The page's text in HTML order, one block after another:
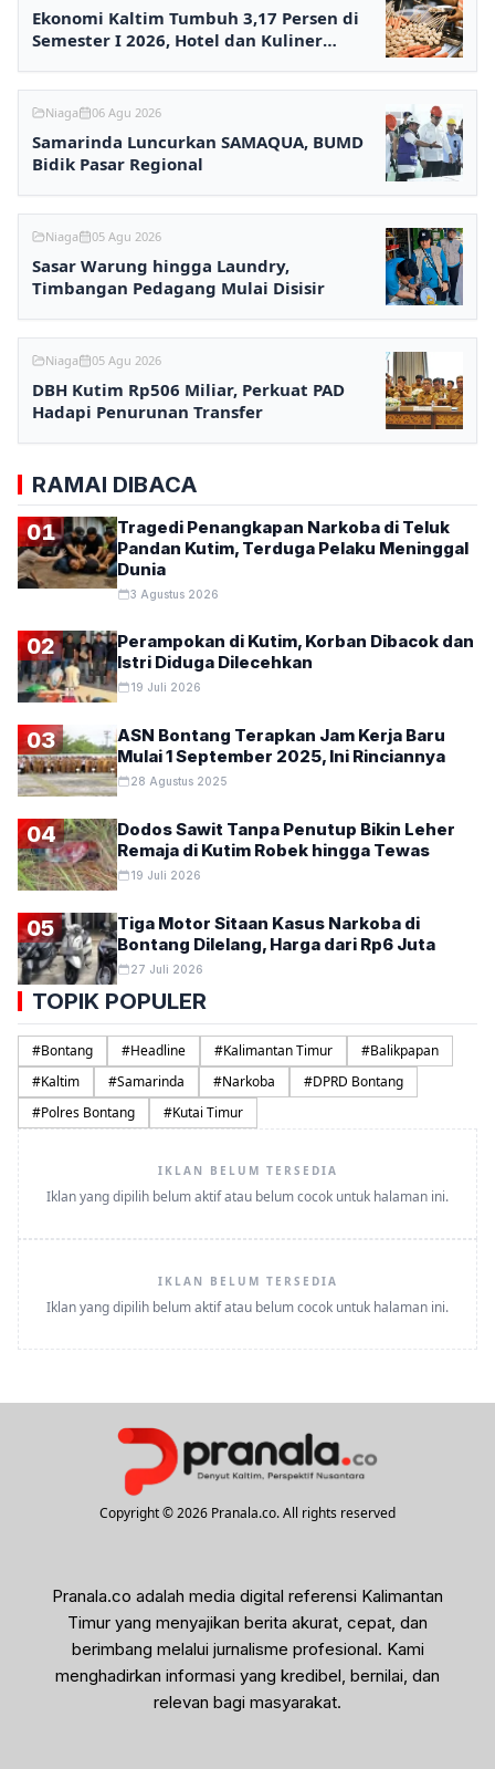
Ekonomi Kaltim Tumbuh 3,17 Persen di
Semester I 2026, Hotel dan Kuliner
Niaga 06 Agu 2026
Samarinda Luncurkan SAMAQUA, BUMD
Bidik Pasar Regional
Niaga 05 Agu 2026
Sasar Warung hingga Laundry,
Timbangan Pedagang Mulai Disisir
Niaga 05 Agu 2026
DBH Kutim Rp506 Miliar, Perkuat PAD
Hadapi Penurunan Transfer
RAMAI DIBACA
01
Tragedi Penangkapan Narkoba di Teluk
Pandan Kutim, Terduga Pelaku Meninggal
Dunia
3 Agustus 2026
02
Perampokan di Kutim, Korban Dibacok dan
Istri Diduga Dilecehkan
19 Juli 2026
03
ASN Bontang Terapkan Jam Kerja Baru
Mulai 1 September 2025, Ini Rinciannya
28 Agustus 2025
04
Dodos Sawit Tanpa Penutup Bikin Leher
Remaja di Kutim Robek hingga Tewas
19 Juli 2026
05
Tiga Motor Sitaan Kasus Narkoba di
Bontang Dilelang, Harga dari Rp6 Juta
27 Juli 2026
TOPIK POPULER
#Bontang #Headline #Kalimantan Timur #Balikpapan
#Kaltim #Samarinda #Narkoba #DPRD Bontang
#Polres Bontang #Kutai Timur
IKLAN BELUM TERSEDIA
Iklan yang dipilih belum aktif atau belum cocok untuk halaman ini.
IKLAN BELUM TERSEDIA
Iklan yang dipilih belum aktif atau belum cocok untuk halaman ini.
Copyright © 2026 Pranala.co. All rights reserved
Pranala.co adalah media digital referensi Kalimantan
Timur yang menyajikan berita akurat, cepat, dan
berimbang melalui jurnalisme profesional. Kami
menghadirkan informasi yang kredibel, bernilai, dan
relevan bagi masyarakat.